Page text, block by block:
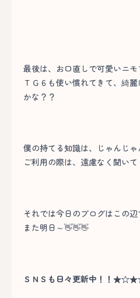
最後は、お口直しで可愛いニ
ＴＧ６も使い慣れてきて、綺
かな？？
僕の持てる知識は、じゃんじゃ
ご利用の際は、遠慮なく聞い
それでは今日のブログはこの辺
また明日～👋👋👋
ＳＮＳも日々更新中！！